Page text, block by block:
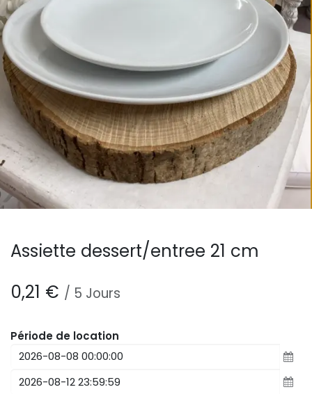
Assiette dessert/entree 21 cm
0,21 € / 5 Jours
Période de location